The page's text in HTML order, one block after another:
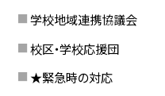
学校地域連携協議会
校区・学校応援団
★緊急時の対応